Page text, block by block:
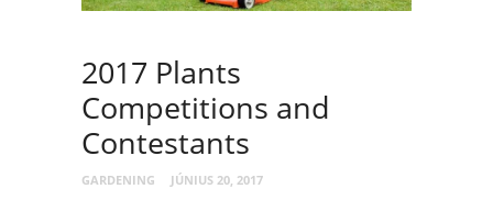
2017 Plants
Competitions and
Contestants
GARDENING JÚNIUS 20, 2017